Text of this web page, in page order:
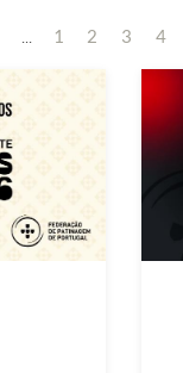
... 1 2 3 4